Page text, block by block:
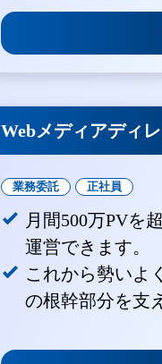
Webメディアディ
業務委託 正社員
月間500万PVを
運営できます。
これから勢いよ
の根幹部分を支